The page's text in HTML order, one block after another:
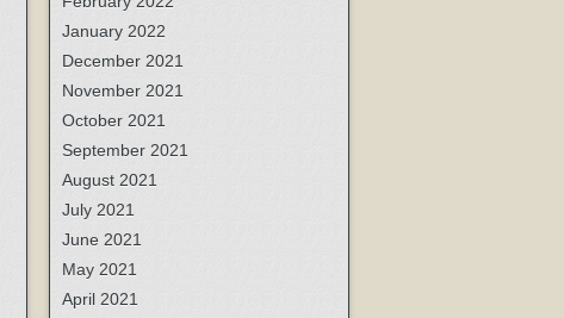
January 2022
December 2021
November 2021
October 2021
September 2021
August 2021
July 2021
June 2021
May 2021
April 2021